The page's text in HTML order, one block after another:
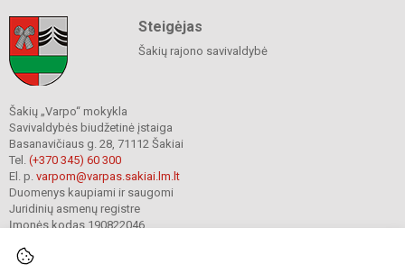
Steigėjas
Šakių rajono savivaldybė
Šakių „Varpo“ mokykla
Savivaldybės biudžetinė įstaiga
Basanavičiaus g. 28, 71112 Šakiai
Tel. (+370 345) 60 300
El. p. varpom@varpas.sakiai.lm.lt
Duomenys kaupiami ir saugomi
Juridinių asmenų registre
Įmonės kodas 190822046